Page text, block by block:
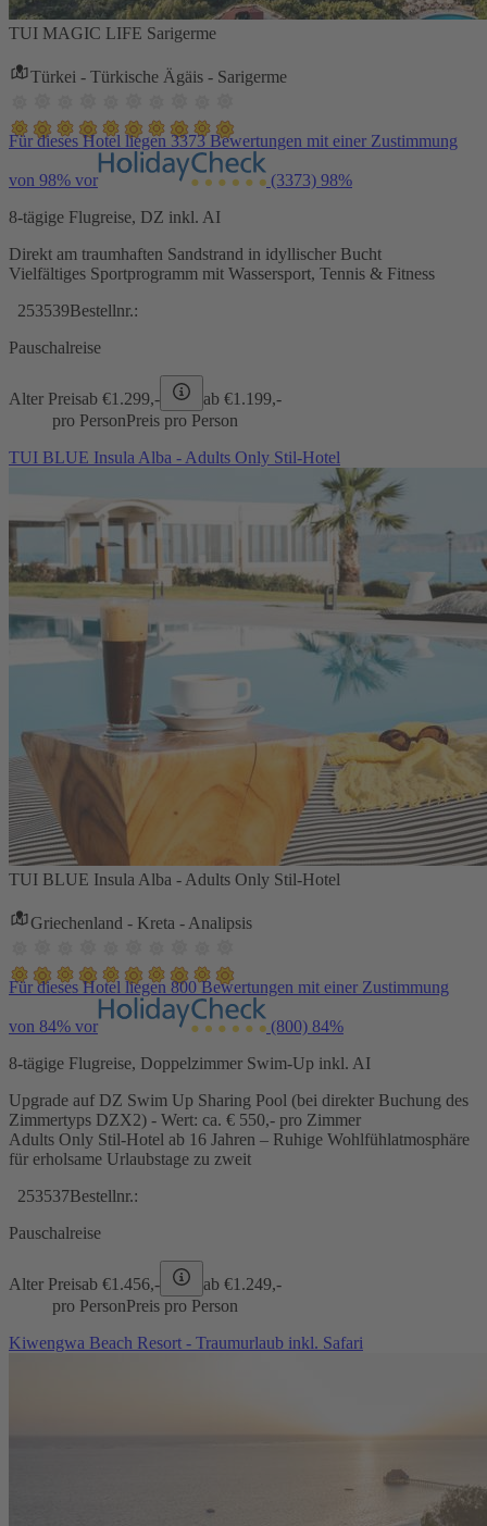
TUI MAGIC LIFE Sarigerme
Türkei - Türkische Ägäis - Sarigerme
Für dieses Hotel liegen 3373 Bewertungen mit einer Zustimmung
von 98% vor (3373) 98%
8-tägige Flugreise, DZ inkl. AI
Direkt am traumhaften Sandstrand in idyllischer Bucht
Vielfältiges Sportprogramm mit Wassersport, Tennis & Fitness
253539Bestellnr.:
Pauschalreise
Alter Preisab €1.299,- ab €1.199,-
pro PersonPreis pro Person
TUI BLUE Insula Alba - Adults Only Stil-Hotel
TUI BLUE Insula Alba - Adults Only Stil-Hotel
Griechenland - Kreta - Analipsis
Für dieses Hotel liegen 800 Bewertungen mit einer Zustimmung
von 84% vor (800) 84%
8-tägige Flugreise, Doppelzimmer Swim-Up inkl. AI
Upgrade auf DZ Swim Up Sharing Pool (bei direkter Buchung des
Zimmertyps DZX2) - Wert: ca. € 550,- pro Zimmer
Adults Only Stil-Hotel ab 16 Jahren – Ruhige Wohlfühlatmosphäre
für erholsame Urlaubstage zu zweit
253537Bestellnr.:
Pauschalreise
Alter Preisab €1.456,- ab €1.249,-
pro PersonPreis pro Person
Kiwengwa Beach Resort - Traumurlaub inkl. Safari